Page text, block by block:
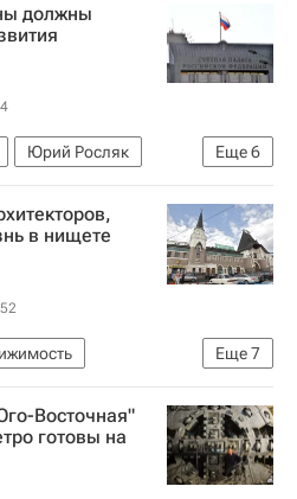
должны
Еще6
Юрий Росляк
Счетная палата РФ
Недвижимость
в нищете
Еще7
США
Франция
Россия
Восточная"
готовы на